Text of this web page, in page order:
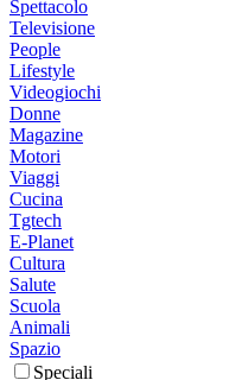
Spettacolo
Televisione
People
Lifestyle
Videogiochi
Donne
Magazine
Motori
Viaggi
Cucina
Tgtech
E-Planet
Cultura
Salute
Scuola
Animali
Spazio
Speciali